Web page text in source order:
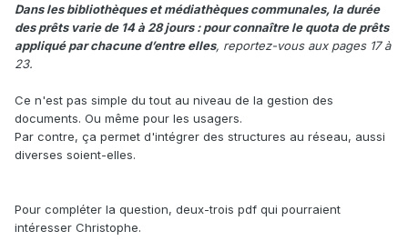
Dans les bibliothèques et médiathèques communales, la durée
des prêts varie de 14 à 28 jours : pour connaître le quota de prêts
appliqué par chacune d’entre elles, reportez-vous aux pages 17 à
23.
Ce n'est pas simple du tout au niveau de la gestion des
documents. Ou même pour les usagers.
Par contre, ça permet d'intégrer des structures au réseau, aussi
diverses soient-elles.
Pour compléter la question, deux-trois pdf qui pourraient
intéresser Christophe.